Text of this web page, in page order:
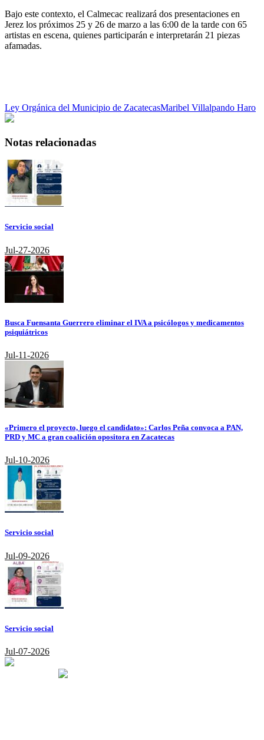
Bajo este contexto, el Calmecac realizará dos presentaciones en
Jerez los próximos 25 y 26 de marzo a las 6:00 de la tarde con 65
artistas en escena, quienes participarán e interpretarán 21 piezas
afamadas.
Ley Orgánica del Municipio de ZacatecasMaribel Villalpando Haro
Notas relacionadas
Servicio social
Jul-27-2026
Busca Fuensanta Guerrero eliminar el IVA a psicólogos y medicamentos
psiquiátricos
Jul-11-2026
«Primero el proyecto, luego el candidato»: Carlos Peña convoca a PAN,
PRD y MC a gran coalición opositora en Zacatecas
Jul-10-2026
Servicio social
Jul-09-2026
Servicio social
Jul-07-2026